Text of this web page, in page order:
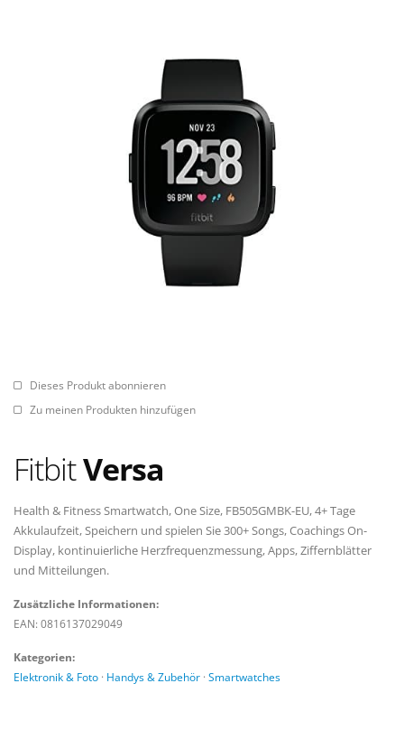
Dieses Produkt abonnieren
Zu meinen Produkten hinzufügen
FitbitVersa
Health & Fitness Smartwatch, One Size, FB505GMBK-EU, 4+ Tage
Akkulaufzeit, Speichern und spielen Sie 300+ Songs, Coachings On-
Display, kontinuierliche Herzfrequenzmessung, Apps, Ziffernblätter
und Mitteilungen.
Zusätzliche Informationen:
EAN: 0816137029049
Kategorien:
Elektronik & Foto · Handys & Zubehör · Smartwatches